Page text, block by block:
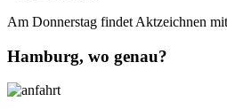
Am Donnerstag findet Aktzeichnen
Hamburg, wo genau?